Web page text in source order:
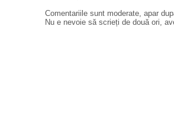
Comentariile sunt moderate, apar
Nu e nevoie să scrieți de două ori,